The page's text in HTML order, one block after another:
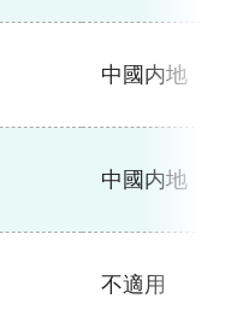
中國内地
中國内地
不適用